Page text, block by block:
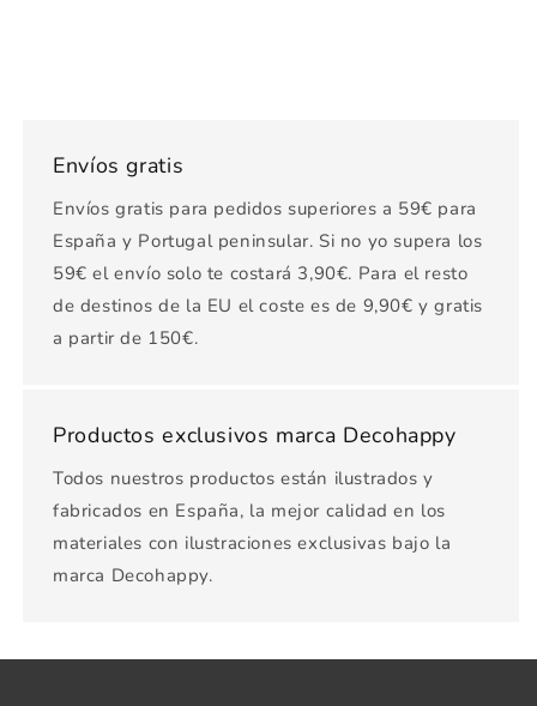
Envíos gratis
Envíos gratis para pedidos superiores a 59€ para
España y Portugal peninsular. Si no yo supera los
59€ el envío solo te costará 3,90€. Para el resto
de destinos de la EU el coste es de 9,90€ y gratis
a partir de 150€.
Productos exclusivos marca Decohappy
Todos nuestros productos están ilustrados y
fabricados en España, la mejor calidad en los
materiales con ilustraciones exclusivas bajo la
marca Decohappy.